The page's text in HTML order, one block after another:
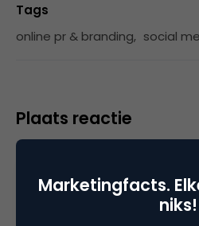
Tags
online pr & branding, social
Plaats reactie
plaatsen.
Marketingfacts.
niks!